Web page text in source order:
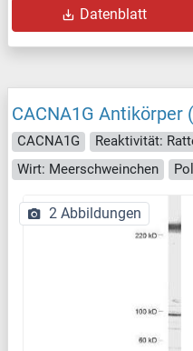
Datenblatt
CACNA1G Antikörper
CACNA1G Reaktivität:
Wirt: Meerschweinchen
2 Abbildungen